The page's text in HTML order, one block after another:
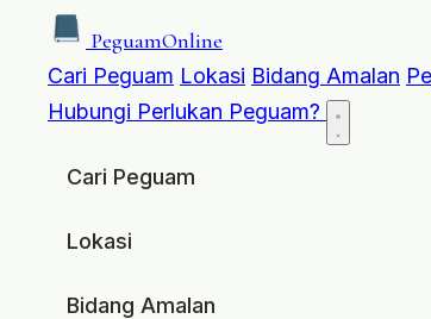
PeguamOnline
Cari Peguam Lokasi Bidang Amalan
Hubungi Perlukan Peguam?
Cari Peguam
Lokasi
Bidang Amalan